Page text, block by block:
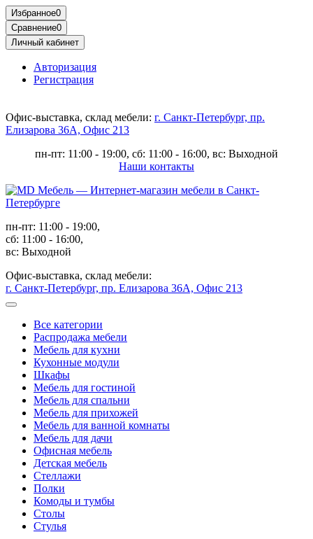
Избранное0
Сравнение0
Личный кабинет
Авторизация
Регистрация
Офис-выставка, склад мебели: г. Санкт-Петербург, пр.
Елизарова 36А, Офис 213
пн-пт: 11:00 - 19:00, сб: 11:00 - 16:00, вс: Выходной
Наши контакты
пн-пт: 11:00 - 19:00,
сб: 11:00 - 16:00,
вс: Выходной
Офис-выставка, склад мебели:
г. Санкт-Петербург, пр. Елизарова 36А, Офис 213
Все категории
Распродажа мебели
Мебель для кухни
Кухонные модули
Шкафы
Мебель для гостиной
Мебель для спальни
Мебель для прихожей
Мебель для ванной комнаты
Мебель для дачи
Офисная мебель
Детская мебель
Стеллажи
Полки
Комоды и тумбы
Столы
Стулья